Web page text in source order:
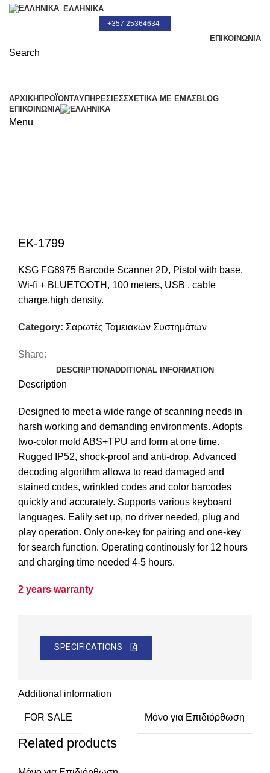
ΕΛΛΗΝΙΚΆ
+357 25364634
ΕΠΙΚΟΙΝΩΝΊΑ
Search
ΑΡΧΙΚΗ ΠΡΟΪΌΝΤΑΥΠΗΡΕΣΙΕΣΣΧΕΤΙΚΆ ΜΕ ΕΜΆΣBLOG
ΕΠΙΚΟΙΝΩΝΊΑ
Menu
EK-1799
KSG FG8975 Barcode Scanner 2D, Pistol with base,
Wi-fi + BLUETOOTH, 100 meters, USB , cable
charge,high density.
Category: Σαρωτές Ταμειακών Συστημάτων
Share:
DESCRIPTIONADDITIONAL INFORMATION
Description
Designed to meet a wide range of scanning needs in
harsh working and demanding environments. Adopts
two-color mold ABS+TPU and form at one time.
Rugged IP52, shock-proof and anti-drop. Advanced
decoding algorithm allowa to read damaged and
stained codes, wrinkled codes and color barcodes
quickly and accurately. Supports various keyboard
languages. Ealily set up, no driver needed, plug and
play operation. Only one-key for pairing and one-key
for search function. Operating continously for 12 hours
and charging time needed 4-5 hours.
2 years warranty
SPECIFICATIONS
Additional information
FOR SALE Μόνο για Επιδιόρθωση
Related products